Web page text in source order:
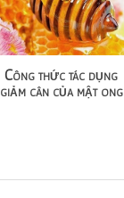
Công thức tác dụng
giảm cân của mật ong